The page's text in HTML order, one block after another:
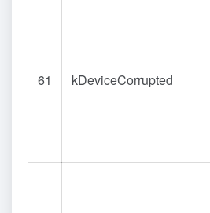
61 kDeviceCorrupted